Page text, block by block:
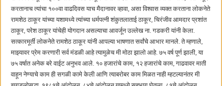
करतानाच त्यांचा १००वा वाढदिवस याच मैदानावर व्हावा, असा विश्वास व्यक्त करताना लोकनेते
रामशेठ ठाकूर यांच्या यशामध्ये त्यांच्या धर्मपत्नी शंकुतलाताई ठाकूर, चिरंजीव आमदार प्रशांत
ठाकूर, परेश ठाकूर यांचेही योगदान असल्याचा आवर्जून उल्लेख ना. गडकरी यांनी केला.
सत्कारमूर्ती लोकनेते रामशेठ ठाकूर यांनी आपल्या भाषणात सर्वांचे आभार मानले. ते म्हणाले,
माझ्यावर प्रेम करणारी सर्व मंडळी आहे त्यामुळेच मी मोठा झालो आहे. ७५ वर्ष पूर्ण झाली, या
७५ वर्षात अनेक बरे वाईट अनुभव आले. १० हजारांचे काम, १२ हजारांचे काम, गाढवावर माती
वाहून नेण्याचे काम ही सगळी कामे केली आणि त्याबरोबर काम मिळत नाही म्हटल्यानंतर मी